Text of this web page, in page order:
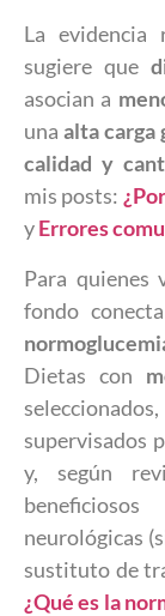
La evidencia
sugiere que
asocian a
una alta carga
calidad y
mis posts:
yErrores
Para quienes
fondo
Dietas con
supervisados
y, según
neurológicas
sustituto de
¿Qué es la